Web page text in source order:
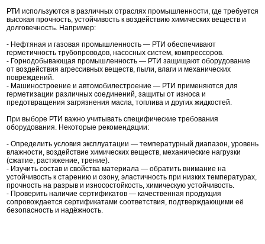
РТИ используются в различных отраслях промышленности, где требуется
высокая прочность, устойчивость к воздействию химических веществ и
долговечность. Например:
- Нефтяная и газовая промышленность — РТИ обеспечивают
герметичность трубопроводов, насосных систем, компрессоров.
- Горнодобывающая промышленность — РТИ защищают оборудование
от воздействия агрессивных веществ, пыли, влаги и механических
повреждений.
- Машиностроение и автомобилестроение — РТИ применяются для
герметизации различных соединений, защиты от износа и
предотвращения загрязнения масла, топлива и других жидкостей.
При выборе РТИ важно учитывать специфические требования
оборудования. Некоторые рекомендации:
- Определить условия эксплуатации — температурный диапазон, уровень
влажности, воздействие химических веществ, механические нагрузки
(сжатие, растяжение, трение).
- Изучить состав и свойства материала — обратить внимание на
устойчивость к старению и озону, эластичность при низких температурах,
прочность на разрыв и износостойкость, химическую устойчивость.
- Проверить наличие сертификатов — качественная продукция
сопровождается сертификатами соответствия, подтверждающими её
безопасность и надёжность.